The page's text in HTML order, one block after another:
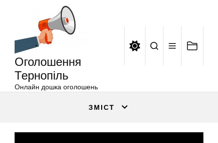
Оголошення
Тернопіль
Онлайн дошка оголошень
ЗМІСТ